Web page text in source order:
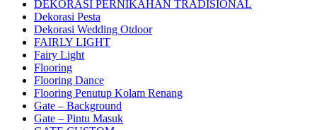
DEKORASI PERNIKAHAN TRADISIONAL
Dekorasi Pesta
Dekorasi Wedding Otdoor
FAIRLY LIGHT
Fairy Light
Flooring
Flooring Dance
Flooring Penutup Kolam Renang
Gate – Background
Gate – Pintu Masuk